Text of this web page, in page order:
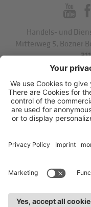
Handels- und
Mitterweg 5, Bozner
311